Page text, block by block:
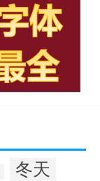
冬天